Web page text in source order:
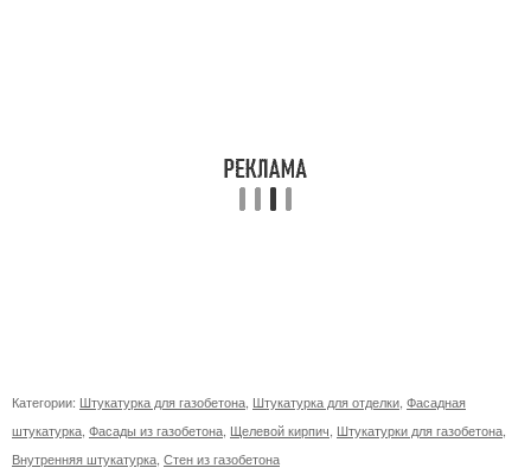
Категории: Штукатурка для газобетона Штукатурка для отделки Фасадная
штукатурка Фасады из газобетона Щелевой кирпич Штукатурки для газобетона
Внутренняя штукатурка Стен из газобетона